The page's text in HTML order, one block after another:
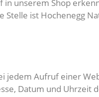
unserem Shop
ist Hochenegg
jedem Aufruf einer
Datum und